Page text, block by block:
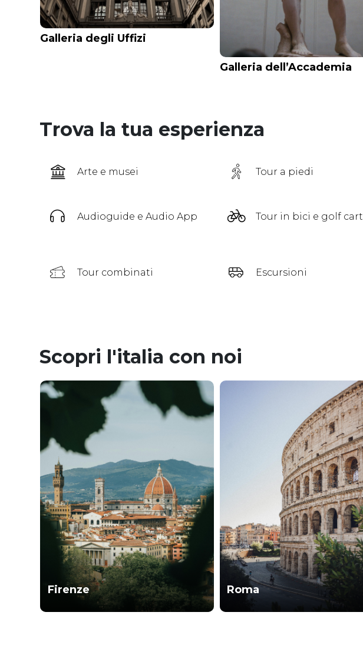
Galleria degli Uffizi
Galleria dell’Accademia
Trova la tua esperienza
Arte e musei Tour a piedi
Audioguide e Audio App Tour in bici e golf cart
Tour combinati
Escursioni
Scopri l'italia con noi
Firenze Roma